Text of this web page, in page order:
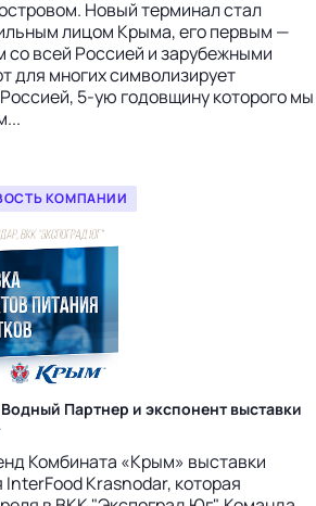
Новый терминал стал
лицом Крыма, его первым —
всей Россией и зарубежными
для многих символизирует
5-ую годовщину которого мы
КОМПАНИИ
Партнер и экспонент выставки
Комбината «Крым» выставки
InterFood Krasnodar, которая